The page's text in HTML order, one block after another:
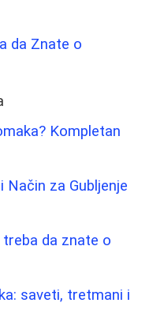
da Znate o
Kompletan
Način za Gubljenje
da znate o
saveti, tretmani i